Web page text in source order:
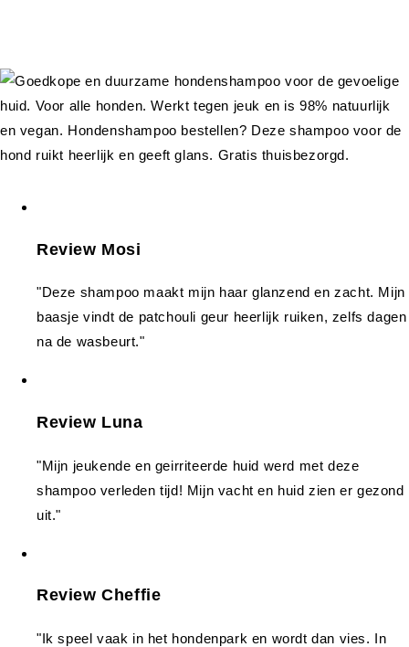
Review Mosi
"Deze shampoo maakt mijn haar glanzend en zacht. Mijn
baasje vindt de patchouli geur heerlijk ruiken, zelfs dagen
na de wasbeurt."
Review Luna
"Mijn jeukende en geirriteerde huid werd met deze
shampoo verleden tijd! Mijn vacht en huid zien er gezond
uit."
Review Cheffie
"Ik speel vaak in het hondenpark en wordt dan vies. In